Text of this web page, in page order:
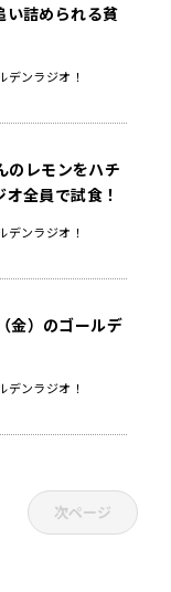
い詰められる貧
デンラジオ！
のレモンをハチ
全員で試食！
デンラジオ！
金）のゴールデ
デンラジオ！
次ページ